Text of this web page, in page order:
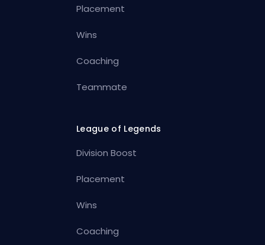
Placement
Wins
Coaching
Teammate
League of Legends
Division Boost
Placement
Wins
Coaching